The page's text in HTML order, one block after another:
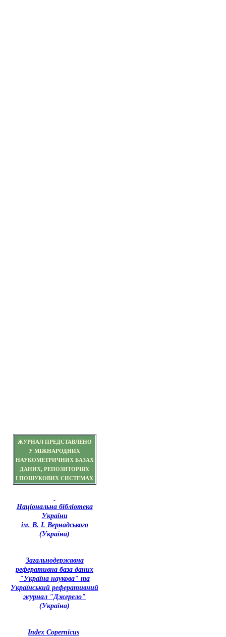
ЖУРНАЛ ПРЕДСТАВЛЕНО
У МІЖНАРОДНИХ
НАУКОМЕТРИЧНИХ БАЗАХ
ДАНИХ, РЕПОЗИТОРІЯХ
І ПОШУКОВИХ СИСТЕМАХ
Національна бібліотека
України
ім. В. І. Вернадського
(Україна)
Загальнодержавна
реферативна база даних
"Україна наукова" та
Український реферативний
журнал "Джерело"
(Україна)
Index Copernicus